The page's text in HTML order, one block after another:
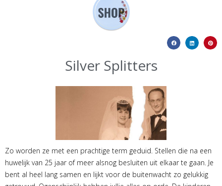
Silver Splitters
Zo worden ze met een prachtige term geduid. Stellen die na een
huwelijk van 25 jaar of meer alsnog besluiten uit elkaar te gaan. Je
bent al heel lang samen en lijkt voor de buitenwacht zo gelukkig